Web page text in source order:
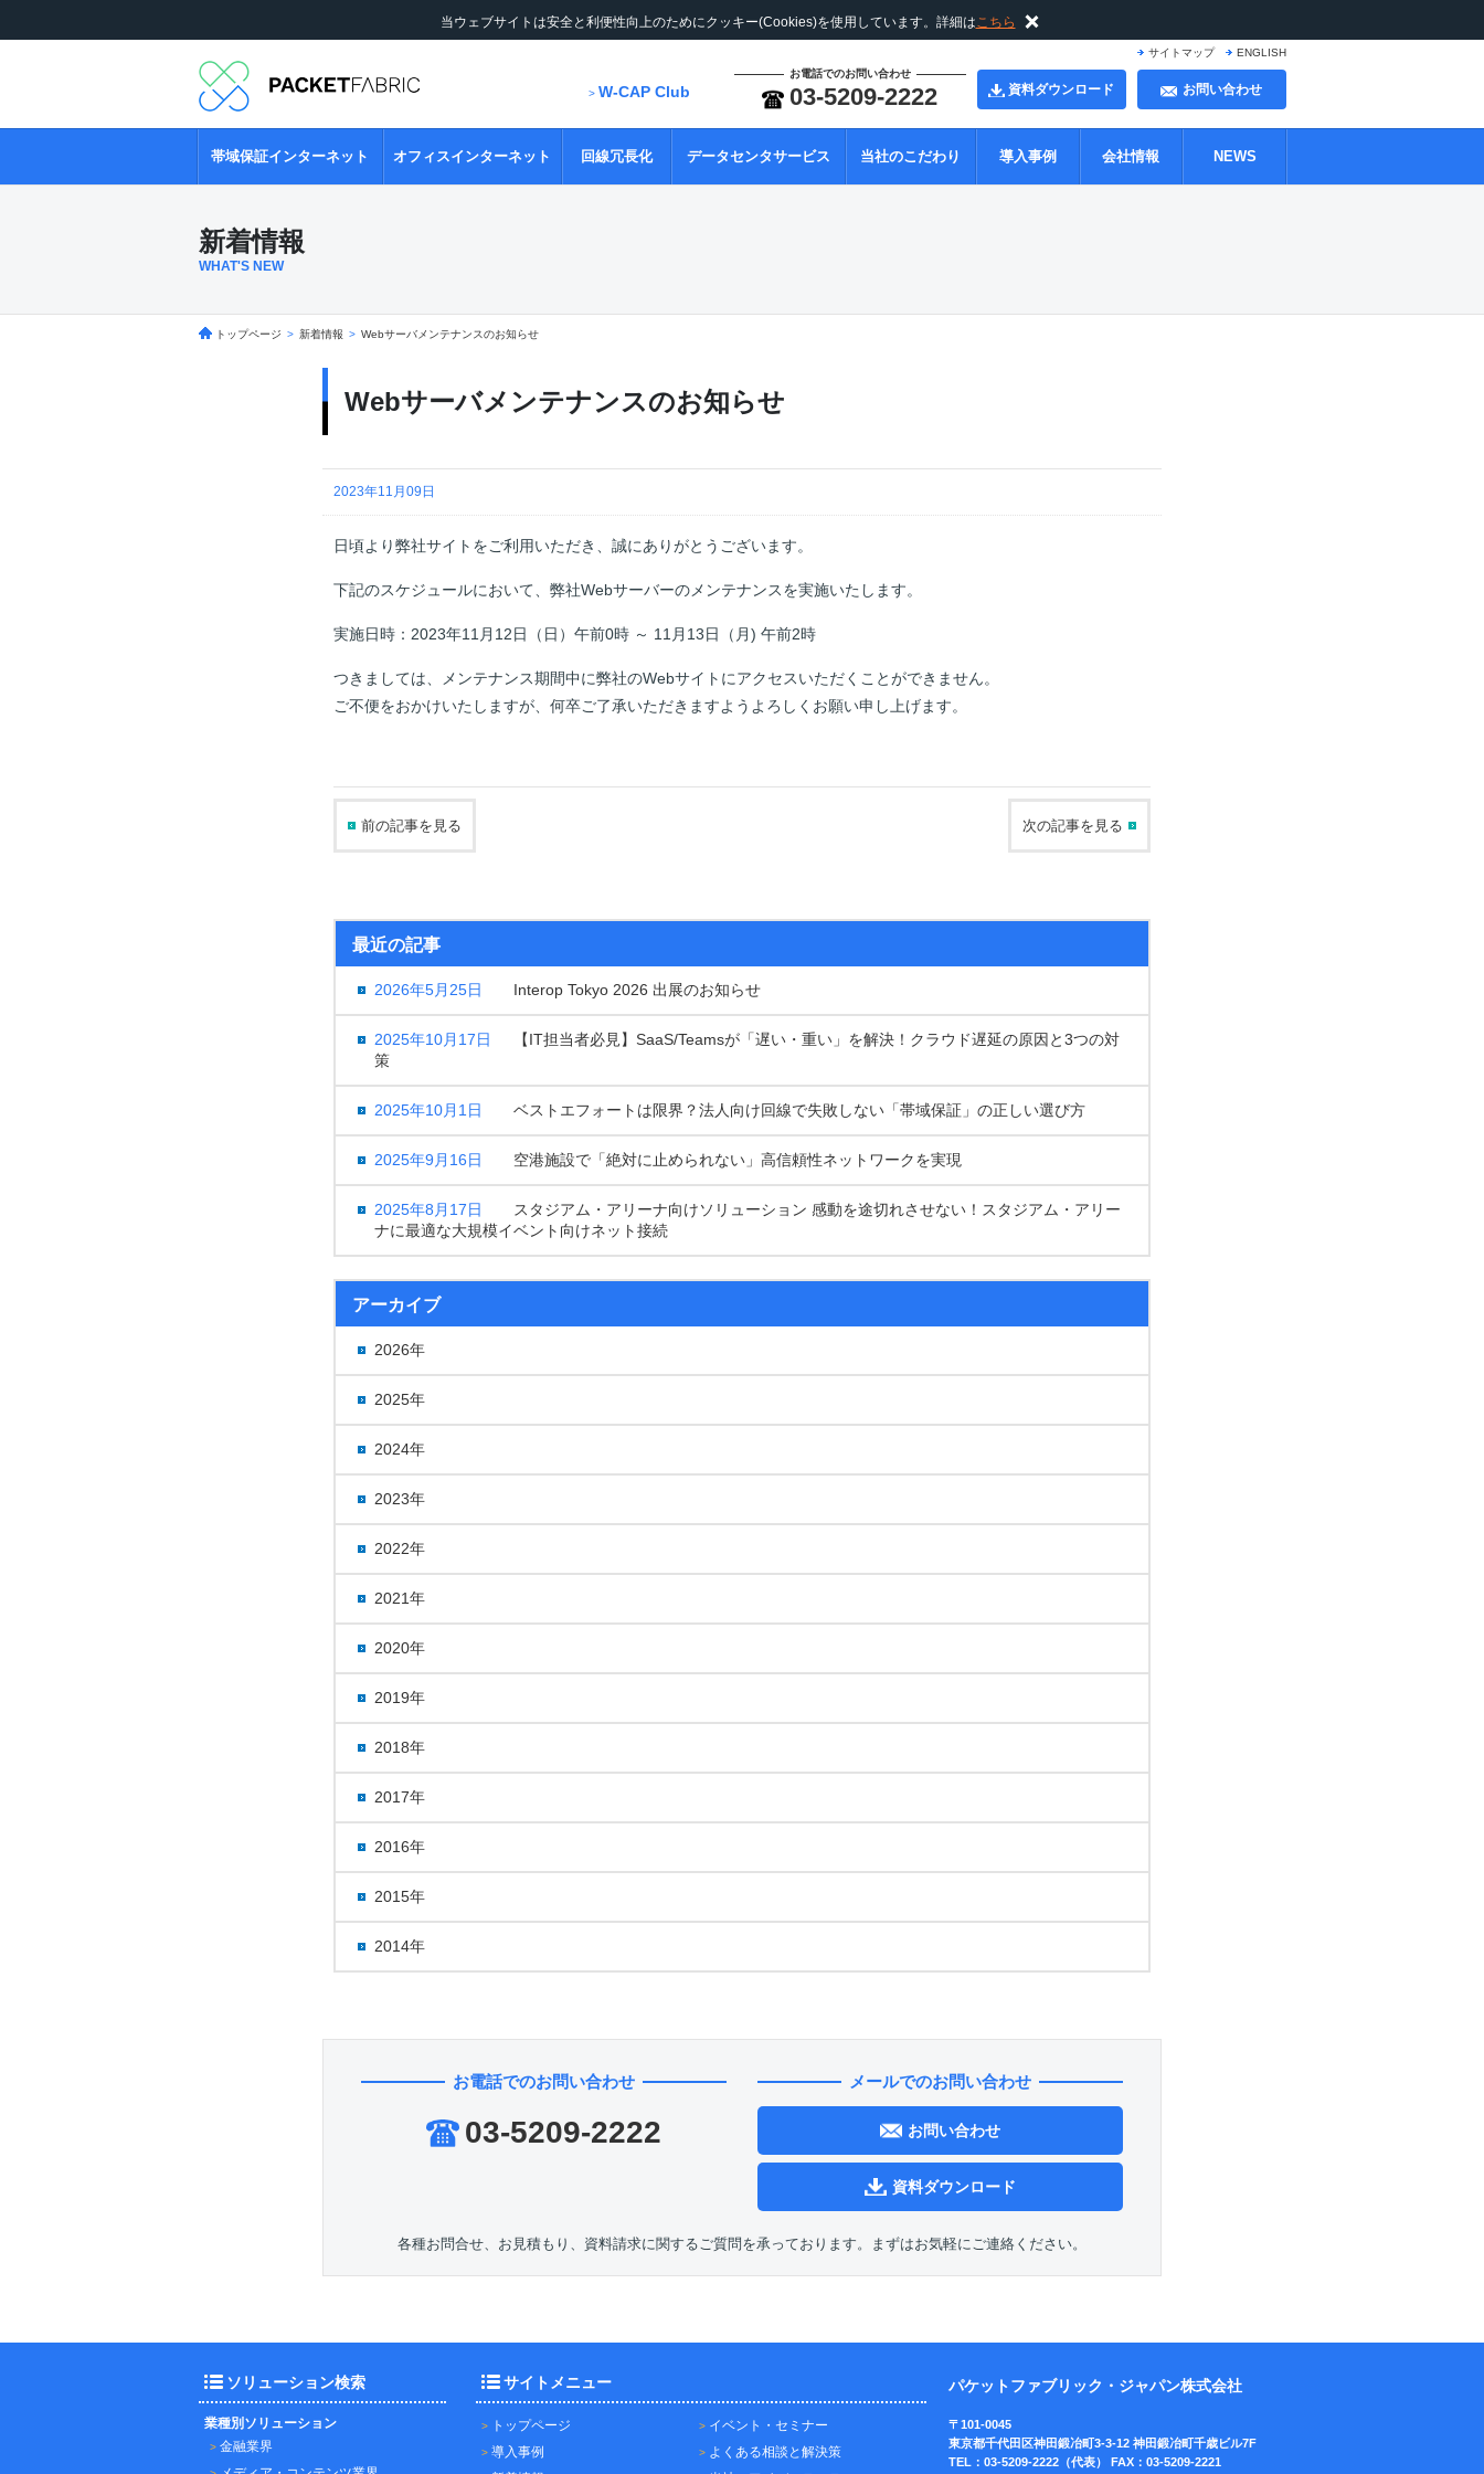
当ウェブサイトは安全と利便性向上のためにクッキー(Cookies)を使用しています。詳細はこちら
ENGLISH
サイトマップ
お問い合わせ
資料ダウンロード
お電話でのお問い合わせ
03-5209-2222
> W-CAP Club
帯域保証インターネット オフィスインターネット 回線冗長化 データセンタサービス 当社のこだわり 導入事例 会社情報 NEWS
新着情報
WHAT'S NEW
トップページ > 新着情報 > Webサーバメンテナンスのお知らせ
Webサーバメンテナンスのお知らせ
2023年11月09日
日頃より弊社サイトをご利用いただき、誠にありがとうございます。
下記のスケジュールにおいて、弊社Webサーバーのメンテナンスを実施いたします。
実施日時：2023年11月12日（日）午前0時 ～ 11月13日（月) 午前2時
つきましては、メンテナンス期間中に弊社のWebサイトにアクセスいただくことができません。
ご不便をおかけいたしますが、何卒ご了承いただきますようよろしくお願い申し上げます。
前の記事を見る 次の記事を見る
最近の記事
2026年5月25日 Interop Tokyo 2026 出展のお知らせ
2025年10月17日
【IT担当者必見】SaaS/Teamsが「遅い・重い」を解決！クラウド遅延の原因と3つの対
策
2025年10月1日 ベストエフォートは限界？法人向け回線で失敗しない「帯域保証」の正しい選び方
2025年9月16日 空港施設で「絶対に止められない」高信頼性ネットワークを実現
2025年8月17日
スタジアム・アリーナ向けソリューション 感動を途切れさせない！スタジアム・アリー
ナに最適な大規模イベント向けネット接続
アーカイブ
2026年
2025年
2024年
2023年
2022年
2021年
2020年
2019年
2018年
2017年
2016年
2015年
2014年
お電話でのお問い合わせ
03-5209-2222
メールでのお問い合わせ
お問い合わせ
資料ダウンロード
各種お問合せ、お見積もり、資料請求に関するご質問を承っております。まずはお気軽にご連絡ください。
ソリューション検索
業種別ソリューション
金融業界
サイトメニュー
トップページ
イベント・セミナー
導入事例
よくある相談と解決策
パケットファブリック・ジャパン株式会社
〒101-0045
東京都千代田区神田鍛冶町3-3-12神田鍛冶町千歳ビル7F
TEL：03-5209-2222（代表）FAX：03-5209-2221